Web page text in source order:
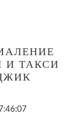
И ТАКСИ